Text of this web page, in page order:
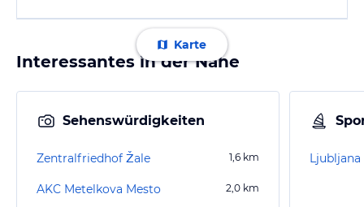
Karte
Interessantes in der Nähe
Sehenswürdigkeiten
Zentralfriedhof Žale 1,6 km
AKC Metelkova Mesto 2,0 km